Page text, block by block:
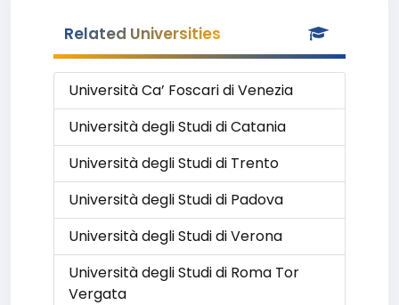
Related Universities
Università Ca’ Foscari di Venezia
Università degli Studi di Catania
Università degli Studi di Trento
Università degli Studi di Padova
Università degli Studi di Verona
Università degli Studi di Roma Tor
Vergata